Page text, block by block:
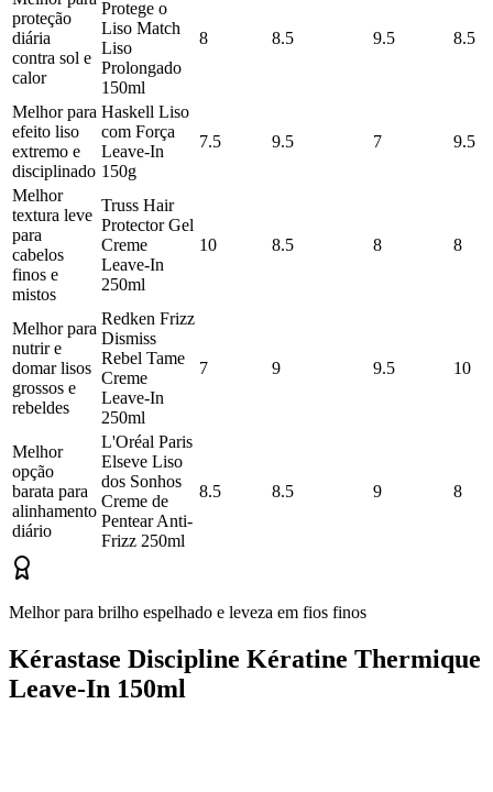
proteção
diária
contra sol e
calor
Protege o
Liso Match
Liso
Prolongado
150ml
8 8.5 9.5 8.5
Melhor para
efeito liso
extremo e
disciplinado
Haskell Liso
com Força
Leave-In
150g
7.5 9.5 7 9.5
Melhor
textura leve
para
cabelos
finos e
mistos
Truss Hair
Protector Gel
Creme
Leave-In
250ml
10 8.5 8 8
Melhor para
nutrir e
domar lisos
grossos e
rebeldes
Redken Frizz
Dismiss
Rebel Tame
Creme
Leave-In
250ml
7 9 9.5 10
Melhor
opção
barata para
alinhamento
diário
L'Oréal Paris
Elseve Liso
dos Sonhos
Creme de
Pentear Anti-
Frizz 250ml
8.5 8.5 9 8
Melhor para brilho espelhado e leveza em fios finos
Kérastase Discipline Kératine Thermique
Leave-In 150ml